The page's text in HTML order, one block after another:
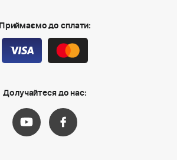
Приймаємо до сплати:
Долучайтеся до нас: